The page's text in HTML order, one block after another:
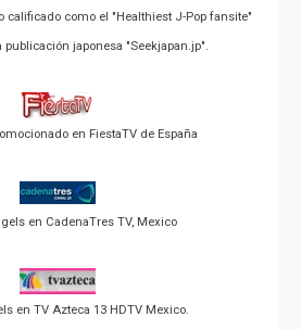
calificado como el "Healthiest J-Pop fansite"
publicación japonesa "Seekjapan.jp".
en FiestaTV de España
en CadenaTres TV, Mexico
en TV Azteca 13 HDTV Mexico.